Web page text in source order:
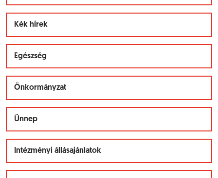
Kék hírek
Egészség
Önkormányzat
Ünnep
Intézményi állásajánlatok